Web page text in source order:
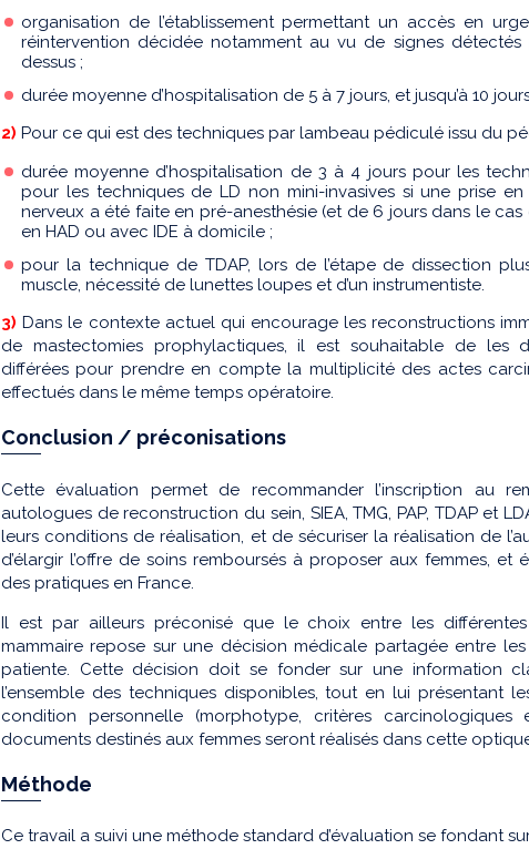
organisation de l’établissement permettant un accès en
réintervention décidée notamment au vu de signes
dessus ;
durée moyenne d’hospitalisation de 5 à 7 jours, et jusqu’à 10
2) Pour ce qui est des techniques par lambeau pédiculé issu du
durée moyenne d’hospitalisation de 3 à 4 jours pour les
pour les techniques de LD non mini-invasives si une prise
nerveux a été faite en pré-anesthésie (et de 6 jours dans le
en HAD ou avec IDE à domicile ;
pour la technique de TDAP, lors de l’étape de dissection
muscle, nécessité de lunettes loupes et d’un instrumentiste.
3) Dans le contexte actuel qui encourage les reconstructions
de mastectomies prophylactiques, il est souhaitable de les
différées pour prendre en compte la multiplicité des actes
effectués dans le même temps opératoire.
Conclusion / préconisations
Cette évaluation permet de recommander l’inscription au
autologues de reconstruction du sein, SIEA, TMG, PAP, TDAP et
leurs conditions de réalisation, et de sécuriser la réalisation de
d’élargir l’offre de soins remboursés à proposer aux femmes, et
des pratiques en France.
Il est par ailleurs préconisé que le choix entre les
mammaire repose sur une décision médicale partagée entre
patiente. Cette décision doit se fonder sur une information
l’ensemble des techniques disponibles, tout en lui présentant
condition personnelle (morphotype, critères
documents destinés aux femmes seront réalisés dans cette
Méthode
Ce travail a suivi une méthode standard d’évaluation se fondant